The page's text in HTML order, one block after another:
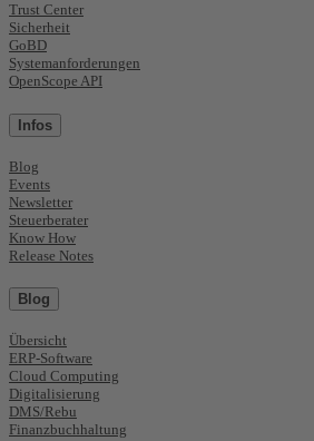
Trust Center
Sicherheit
GoBD
Systemanforderungen
OpenScope API
Infos
Blog
Events
Newsletter
Steuerberater
Know How
Release Notes
Blog
Übersicht
ERP-Software
Cloud Computing
Digitalisierung
DMS/Rebu
Finanzbuchhaltung